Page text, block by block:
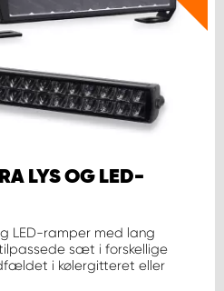
LYS OG LED-
LED-ramper med lang
sæt i forskellige
i kølergitteret eller